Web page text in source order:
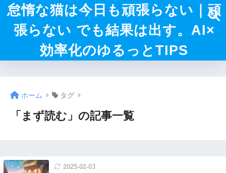
怠惰な猫は今日も頑張らない｜頑
張らない でも結果は出す。AI×
効率化のゆるっとTIPS
ホーム タグ
「まず読む」の記事一覧
2025-02-03